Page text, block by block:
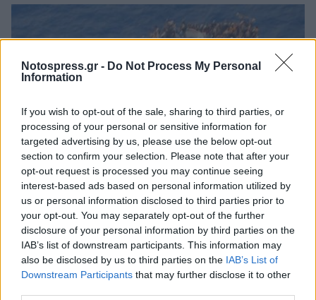
Notospress.gr - Do Not Process My Personal
Information
If you wish to opt-out of the sale, sharing to third parties, or
processing of your personal or sensitive information for
targeted advertising by us, please use the below opt-out
section to confirm your selection. Please note that after your
opt-out request is processed you may continue seeing
interest-based ads based on personal information utilized by
us or personal information disclosed to third parties prior to
your opt-out. You may separately opt-out of the further
disclosure of your personal information by third parties on the
IAB’s list of downstream participants. This information may
also be disclosed by us to third parties on the IAB’s List of
Downstream Participants that may further disclose it to other
Πελοπόννησος
Συλλαλητήριο στη Σπάρτη - Φορείς και
Συλλογικότητες: Δεν συμφιλιωνόμαστε
με το έγκλημα στην Πύλο
15 Ιουνίου 2023 11:09